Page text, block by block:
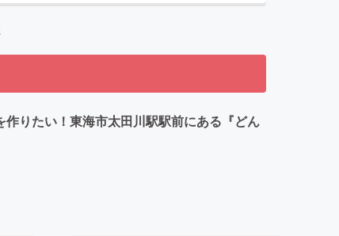
りたい！東海市太田川駅駅前にある『どん